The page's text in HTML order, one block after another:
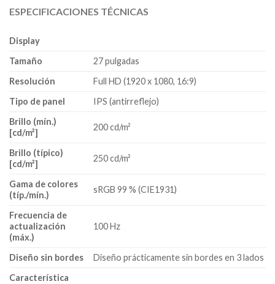
ESPECIFICACIONES TÉCNICAS
Display
Tamaño
27 pulgadas
Resolución
Full HD (1920 x 1080, 16:9)
Tipo de panel
IPS (antirreflejo)
Brillo (mín.)
[cd/m²]
200 cd/m²
Brillo (típico)
[cd/m²]
250 cd/m²
Gama de colores
(típ./mín.)
sRGB 99 % (CIE1931)
Frecuencia de
actualización
(máx.)
100 Hz
Diseño sin bordes
Diseño prácticamente sin bordes en 3 lados
Característica